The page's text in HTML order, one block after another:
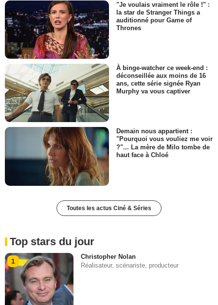
"Je voulais vraiment le rôle !" :
la star de Stranger Things a
auditionné pour Game of
Thrones
À binge-watcher ce week-end :
déconseillée aux moins de 16
ans, cette série signée Ryan
Murphy va vous captiver
Demain nous appartient :
"Pourquoi vous vouliez me voir
?"... La mère de Milo tombe de
haut face à Chloé
Toutes les actus Ciné & Séries
Top stars du jour
1
Christopher Nolan
Réalisateur, scénariste, producteur